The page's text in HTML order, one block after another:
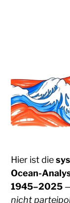
Hier ist die
Ocean-
1945–2025
nicht